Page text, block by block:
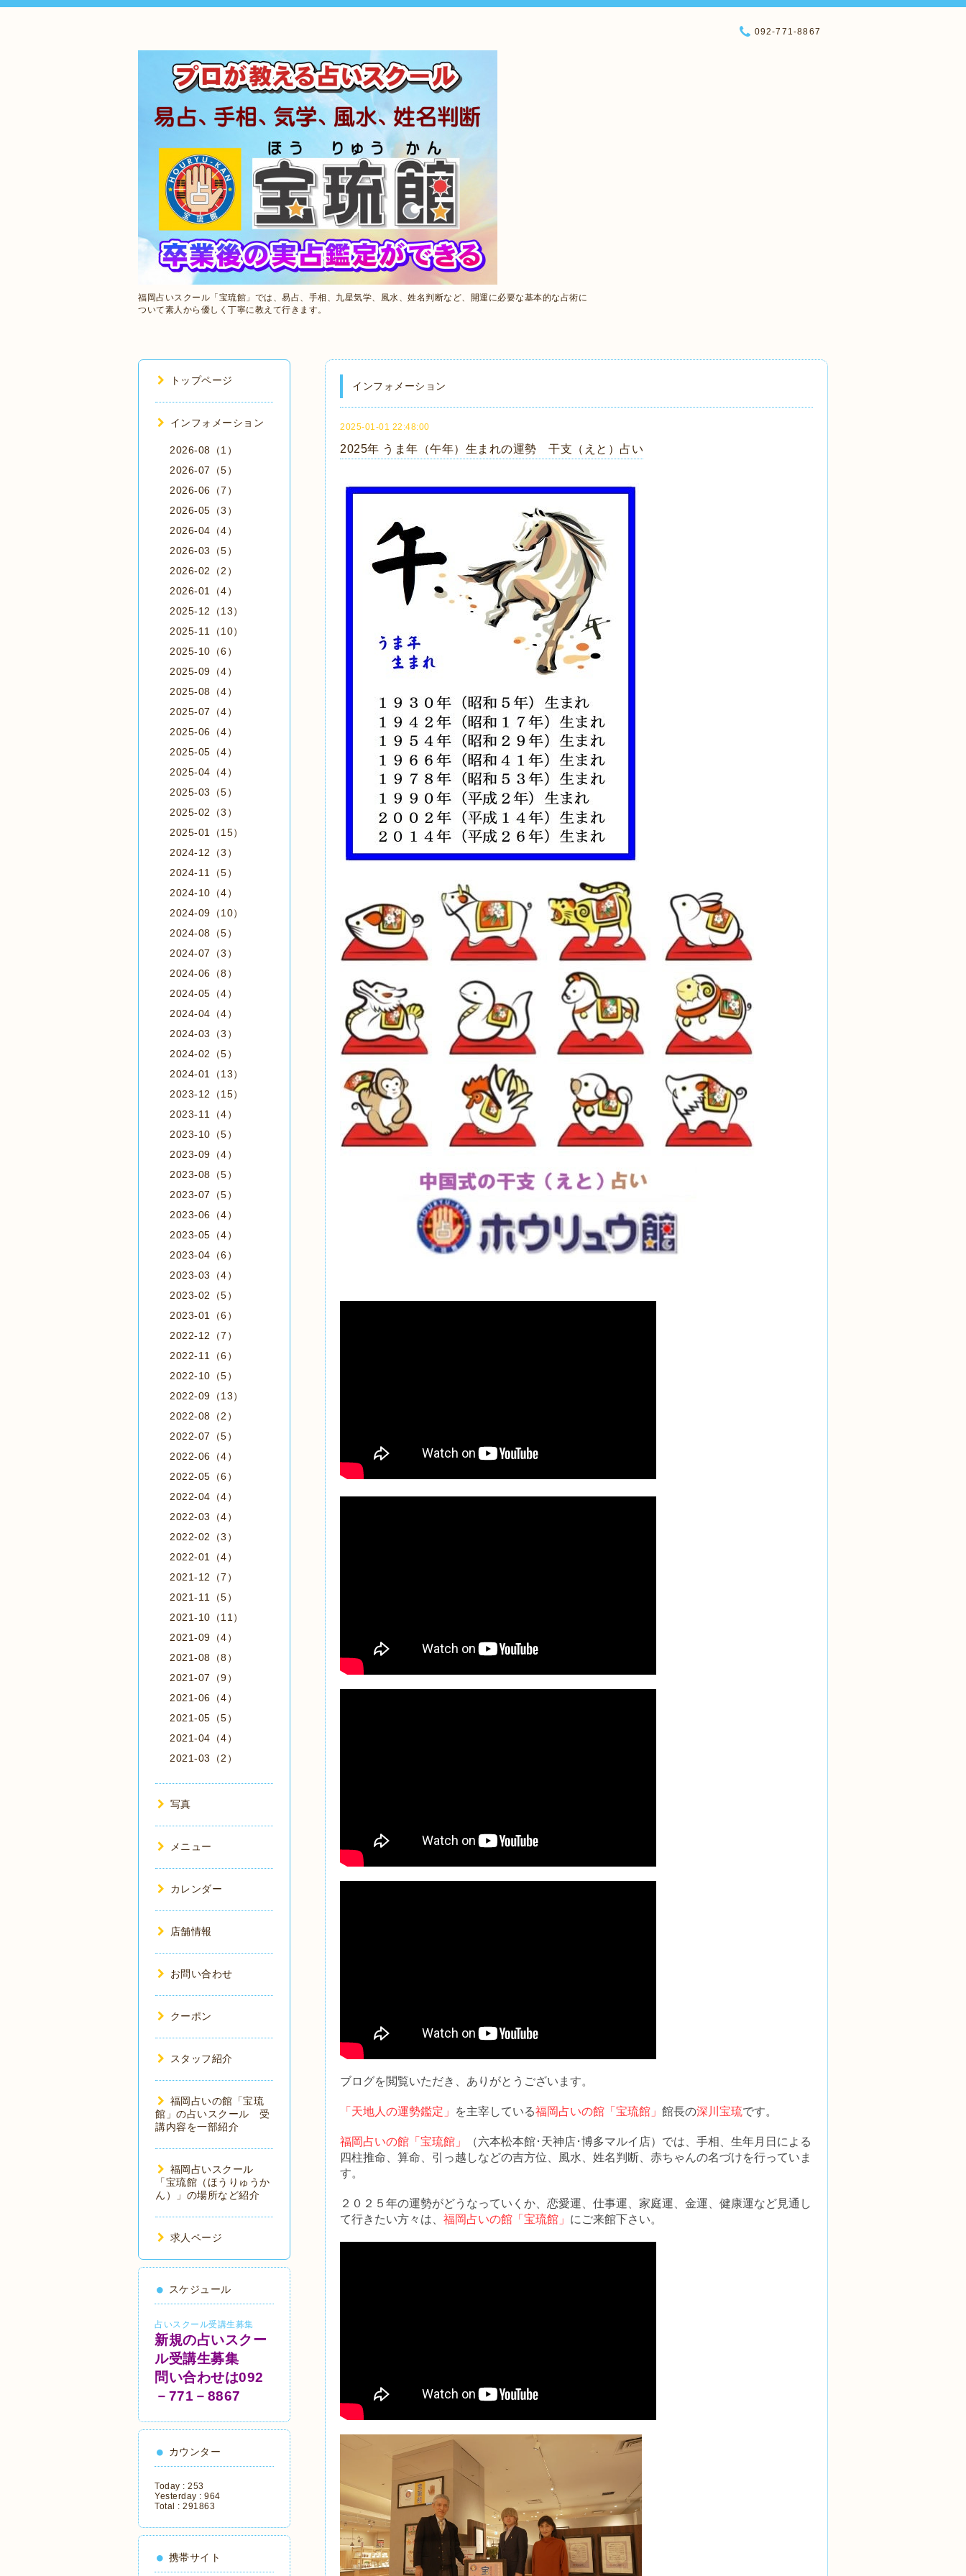
福岡占いスクール「宝琉館」では、易占、手相、九星気学、風水、姓名判断など、開運に必要な基本的な占術に
ついて素人から優しく丁寧に教えて行きます。
092-771-8867
インフォメーション
2025-01-01 22:48:00
2025年 うま年（午年）生まれの運勢 干支（えと）占い
ブログを閲覧いただき、ありがとうございます。
「天地人の運勢鑑定」 を主宰している福岡占いの館「宝琉館」 館長の深川宝琉です。
福岡占いの館「宝琉館」
（六本松本館･天神店･博多マルイ店）では、手相、生年月日による
四柱推命、算命、引っ越しなどの吉方位、風水、姓名判断、赤ちゃんの名づけを行っていま
す。
２０２５年の運勢がどうなっていくか、恋愛運、仕事運、家庭運、金運、健康運など見通し
て行きたい方々は、 福岡占いの館「宝琉館」 にご来館下さい。
トップページ
インフォメーション
2026-08（1）
2026-07（5）
2026-06（7）
2026-05（3）
2026-04（4）
2026-03（5）
2026-02（2）
2026-01（4）
2025-12（13）
2025-11（10）
2025-10（6）
2025-09（4）
2025-08（4）
2025-07（4）
2025-06（4）
2025-05（4）
2025-04（4）
2025-03（5）
2025-02（3）
2025-01（15）
2024-12（3）
2024-11（5）
2024-10（4）
2024-09（10）
2024-08（5）
2024-07（3）
2024-06（8）
2024-05（4）
2024-04（4）
2024-03（3）
2024-02（5）
2024-01（13）
2023-12（15）
2023-11（4）
2023-10（5）
2023-09（4）
2023-08（5）
2023-07（5）
2023-06（4）
2023-05（4）
2023-04（6）
2023-03（4）
2023-02（5）
2023-01（6）
2022-12（7）
2022-11（6）
2022-10（5）
2022-09（13）
2022-08（2）
2022-07（5）
2022-06（4）
2022-05（6）
2022-04（4）
2022-03（4）
2022-02（3）
2022-01（4）
2021-12（7）
2021-11（5）
2021-10（11）
2021-09（4）
2021-08（8）
2021-07（9）
2021-06（4）
2021-05（5）
2021-04（4）
2021-03（2）
写真
メニュー
カレンダー
店舗情報
お問い合わせ
クーポン
スタッフ紹介
福岡占いの館「宝琉
館」の占いスクール 受
講内容を一部紹介
福岡占いスクール
「宝琉館（ほうりゅうか
ん）」の場所など紹介
求人ページ
スケジュール
占いスクール受講生募集
新規の占いスクー
ル受講生募集
問い合わせは092
－771－8867
カウンター
Today : 253
Yesterday : 964
Total : 291863
携帯サイト